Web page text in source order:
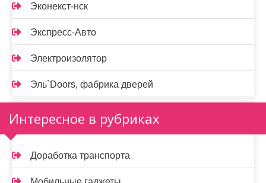
Эконекст-нск
Экспресс-Авто
Электроизолятор
Эль`Doors, фабрика дверей
Интересное в рубриках
Доработка транспорта